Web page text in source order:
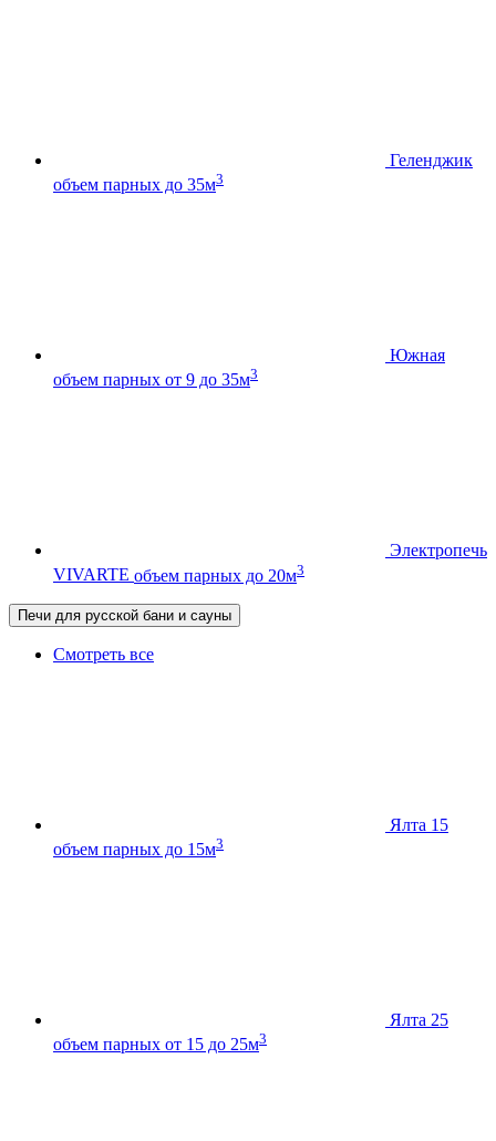
Геленджик
объем парных до 35м3
Южная
объем парных от 9 до 35м3
Электропечь
VIVARTE объем парных до 20м3
Печи для русской бани и сауны
Смотреть все
Ялта 15
объем парных до 15м3
Ялта 25
объем парных от 15 до 25м3